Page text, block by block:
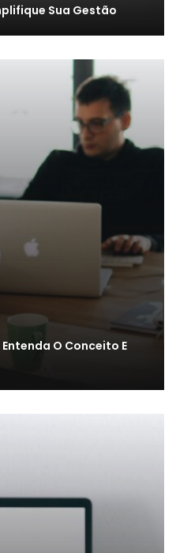
Sua Gestão
O Conceito E